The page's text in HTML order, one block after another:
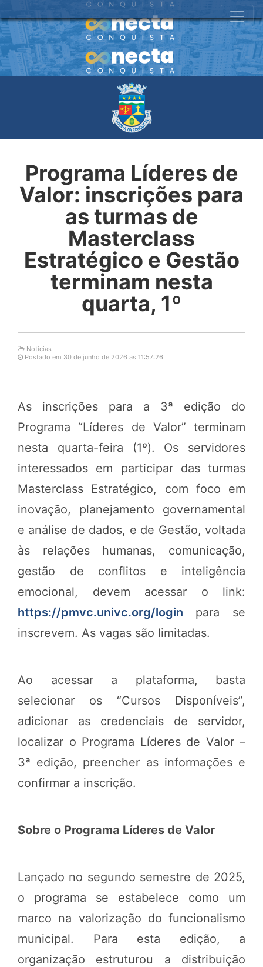
Programa Líderes de
Valor: inscrições para
as turmas de
Masterclass
Estratégico e Gestão
terminam nesta
quarta, 1º
Notícias
Postado em 30 de junho de 2026 as 11:57:26
As inscrições para a 3ª edição do
Programa “Líderes de Valor” terminam
nesta quarta-feira (1º). Os servidores
interessados em participar das turmas
Masterclass Estratégico, com foco em
inovação, planejamento governamental
e análise de dados, e de Gestão, voltada
às relações humanas, comunicação,
gestão de conflitos e inteligência
emocional, devem acessar o link:
https://pmvc.univc.org/login para se
inscrevem. As vagas são limitadas.
Ao acessar a plataforma, basta
selecionar os “Cursos Disponíveis”,
adicionar as credenciais de servidor,
localizar o Programa Líderes de Valor –
3ª edição, preencher as informações e
confirmar a inscrição.
Sobre o Programa Líderes de Valor
Lançado no segundo semestre de 2025,
o programa se estabelece como um
marco na valorização do funcionalismo
municipal. Para esta edição, a
organização estruturou a distribuição